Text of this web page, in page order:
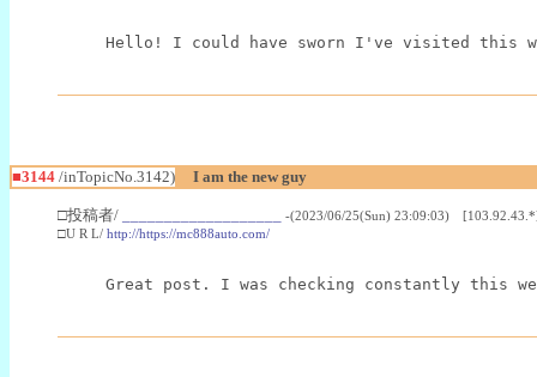
Hello! I could have sworn I've visited this
■3144 /inTopicNo.3142) I am the new guy
□投稿者/
-(2023/06/25(Sun) 23:09:03)
□U R L/ http://https://mc888auto.com/
Great post. I was checking constantly this